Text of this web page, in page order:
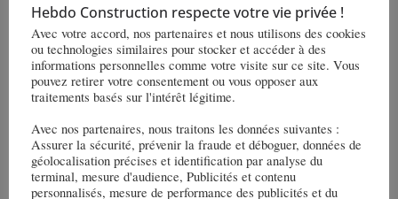
DEMO DAYS en pleine préparation
Hebdo Construction respecte votre vie privée !
Avec votre accord, nos partenaires et nous utilisons des cookies
ou technologies similaires pour stocker et accéder à des
informations personnelles comme votre visite sur ce site. Vous
pouvez retirer votre consentement ou vous opposer aux
traitements basés sur l'intérêt légitime.
Avec nos partenaires, nous traitons les données suivantes :
Assurer la sécurité, prévenir la fraude et déboguer, données de
géolocalisation précises et identification par analyse du
terminal, mesure d'audience, Publicités et contenu
personnalisés, mesure de performance des publicités et du